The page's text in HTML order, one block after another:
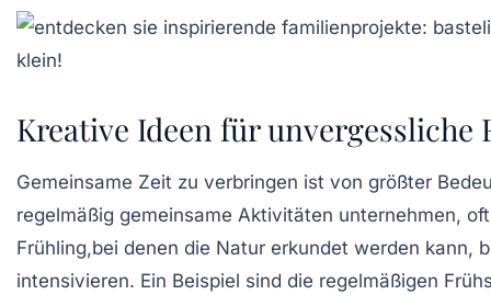
Kreative Ideen für
Gemeinsame Zeit zu verbringen ist von größter
regelmäßig gemeinsame Aktivitäten unternehmen,
Frühling,bei denen die Natur erkundet werden kann,
intensivieren. Ein Beispiel sind die regelmäßigen